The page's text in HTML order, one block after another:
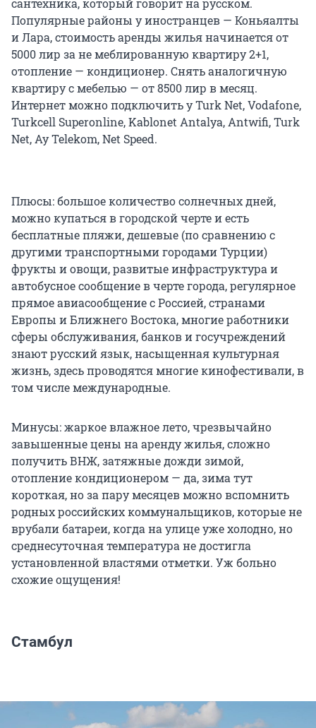
сантехника, который говорит на русском.
Популярные районы у иностранцев — Коньяалты
и Лара, стоимость аренды жилья начинается от
5000 лир за не меблированную квартиру 2+1,
отопление — кондиционер. Снять аналогичную
квартиру с мебелью — от 8500 лир в месяц.
Интернет можно подключить у Turk Net, Vodafone,
Turkcell Superonline, Kablonet Antalya, Antwifi, Turk
Net, Ay Telekom, Net Speed.
Плюсы: большое количество солнечных дней,
можно купаться в городской черте и есть
бесплатные пляжи, дешевые (по сравнению с
другими транспортными городами Турции)
фрукты и овощи, развитые инфраструктура и
автобусное сообщение в черте города, регулярное
прямое авиасообщение с Россией, странами
Европы и Ближнего Востока, многие работники
сферы обслуживания, банков и госучреждений
знают русский язык, насыщенная культурная
жизнь, здесь проводятся многие кинофестивали, в
том числе международные.
Минусы: жаркое влажное лето, чрезвычайно
завышенные цены на аренду жилья, сложно
получить ВНЖ, затяжные дожди зимой,
отопление кондиционером — да, зима тут
короткая, но за пару месяцев можно вспомнить
родных российских коммунальщиков, которые не
врубали батареи, когда на улице уже холодно, но
среднесуточная температура не достигла
установленной властями отметки. Уж больно
схожие ощущения!
Стамбул